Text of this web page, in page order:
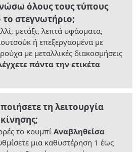
όλους τους τύπους
στεγνωτήριο;
μετάξι, λεπτά υφάσματα,
ή επεξεργασμένα με
με μεταλλικές διακοσμήσεις
πάντα την ετικέτα
τη λειτουργία
το κουμπί Αναβληθείσα
μια καθυστέρηση 1 έως